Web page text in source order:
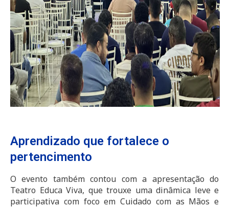
Aprendizado que fortalece o
pertencimento
O evento também contou com a apresentação do
Teatro Educa Viva, que trouxe uma dinâmica leve e
participativa com foco em Cuidado com as Mãos e